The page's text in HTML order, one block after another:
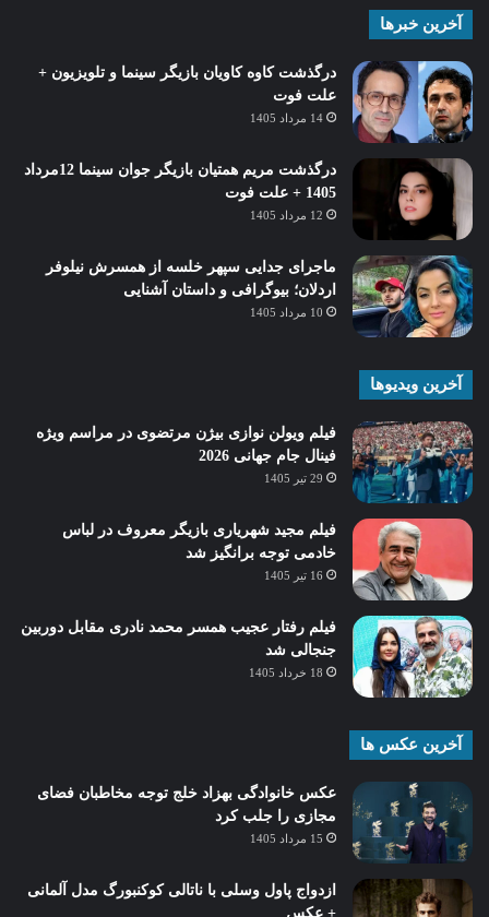
آخرین خبرها
درگذشت کاوه کاویان بازیگر سینما و تلویزیون +
علت فوت
14 مرداد 1405
درگذشت مریم همتیان بازیگر جوان سینما 12مرداد
1405 + علت فوت
12 مرداد 1405
ماجرای جدایی سپهر خلسه از همسرش نیلوفر
اردلان؛ بیوگرافی و داستان آشنایی
10 مرداد 1405
آخرین ویدیوها
فیلم ویولن نوازی بیژن مرتضوی در مراسم ویژه
فینال جام جهانی 2026
29 تیر 1405
فیلم مجید شهریاری بازیگر معروف در لباس
خادمی توجه برانگیز شد
16 تیر 1405
فیلم رفتار عجیب همسر محمد نادری مقابل دوربین
جنجالی شد
18 خرداد 1405
آخرین عکس ها
عکس خانوادگی بهزاد خلج توجه مخاطبان فضای
مجازی را جلب کرد
15 مرداد 1405
ازدواج پاول وسلی با ناتالی کوکنبورگ مدل آلمانی
+ عکس